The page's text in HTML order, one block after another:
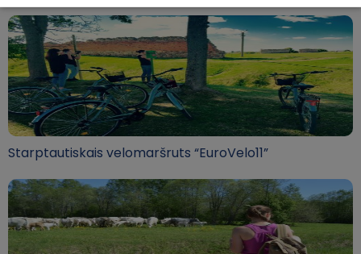
Starptautiskais velomaršruts “EuroVelo11”